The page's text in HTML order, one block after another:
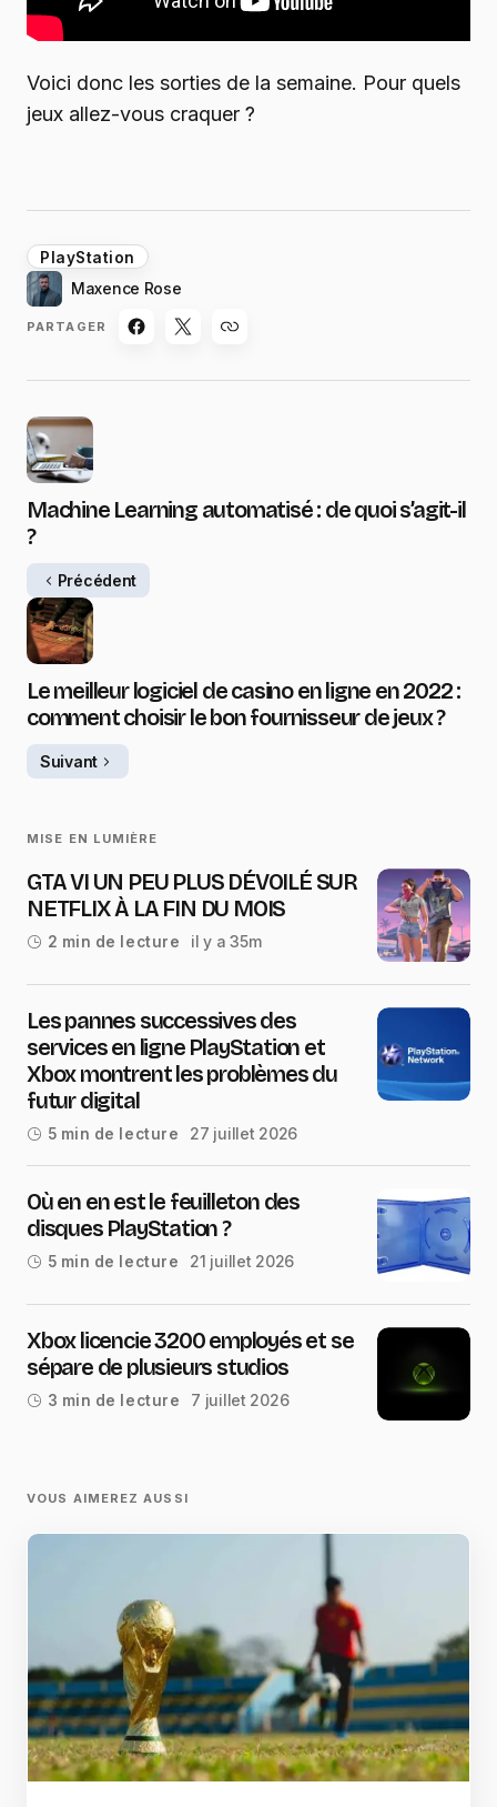
Voici donc les sorties de la semaine. Pour quels
jeux allez-vous craquer ?
PlayStation
Maxence Rose
PARTAGER
Machine Learning automatisé : de quoi s’agit-il
?
Précédent
Le meilleur logiciel de casino en ligne en 2022 :
comment choisir le bon fournisseur de jeux ?
Suivant
MISE EN LUMIÈRE
GTA VI UN PEU PLUS DÉVOILÉ SUR
NETFLIX À LA FIN DU MOIS
2 min de lecture il y a 35m
Les pannes successives des
services en ligne PlayStation et
Xbox montrent les problèmes du
futur digital
5 min de lecture 27 juillet 2026
Où en en est le feuilleton des
disques PlayStation ?
5 min de lecture 21 juillet 2026
Xbox licencie 3200 employés et se
sépare de plusieurs studios
3 min de lecture 7 juillet 2026
VOUS AIMEREZ AUSSI